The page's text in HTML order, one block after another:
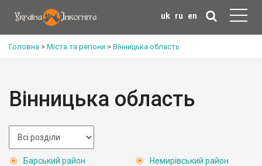
uk ru en
Головна > Міста та регіони > Вінницька область
Вінницька область
Барський район
Немирівський район